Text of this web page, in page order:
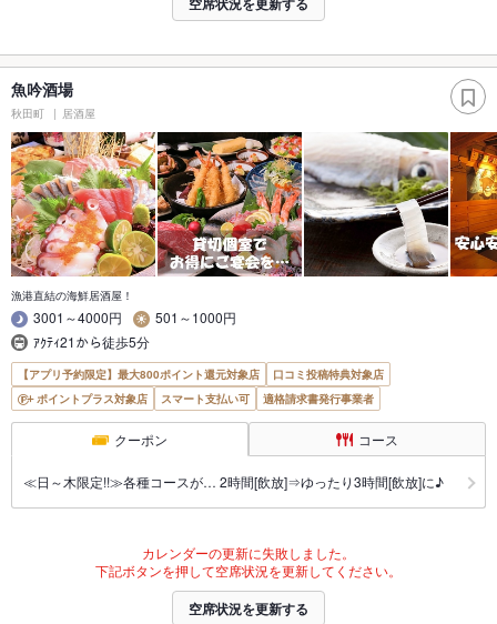
魚吟酒場
秋田町 居酒屋
漁港直結の海鮮居酒屋！
3001～4000円
501～1000円
ｱｸﾃｨ21から徒歩5分
【アプリ予約限定】最大800ポイント還元対象店
口コミ投稿特典対象店
ポイントプラス対象店
スマート支払い可 適格請求書発行事業者
クーポン コース
≪日～木限定!!≫各種コースが… 2時間[飲放]⇒ゆったり3時間[飲放]に♪
カレンダーの更新に失敗しました。
下記ボタンを押して空席状況を更新してください。
空席状況を更新する